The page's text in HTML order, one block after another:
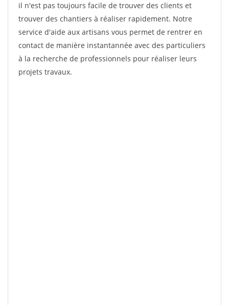
il n'est pas toujours facile de trouver des clients et
trouver des chantiers à réaliser rapidement. Notre
service d'aide aux artisans vous permet de rentrer en
contact de manière instantannée avec des particuliers
à la recherche de professionnels pour réaliser leurs
projets travaux.